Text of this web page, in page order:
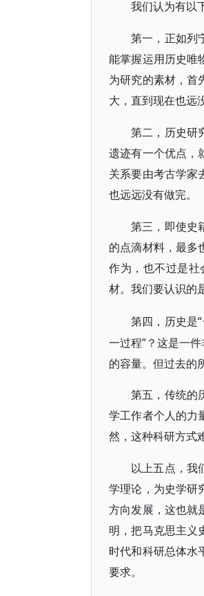
我们认为有以
第一，正如列
能掌握运用历史唯
为研究的素材，首
大，直到现在也远
第二，历史研
遗迹有一个优点，
关系要由考古学家
也远远没有做完。
第三，即使史
的点滴材料，最多
作为，也不过是
材。我们要认识的
第四，历史是
一过程”？这是一
的容量。但过去的
第五，传统的
学工作者个人的力
然，这种科研方式
以上五点，我
学理论，为史学研
方向发展，这也就
明，把马克思主义
时代和科研总体水
要求。